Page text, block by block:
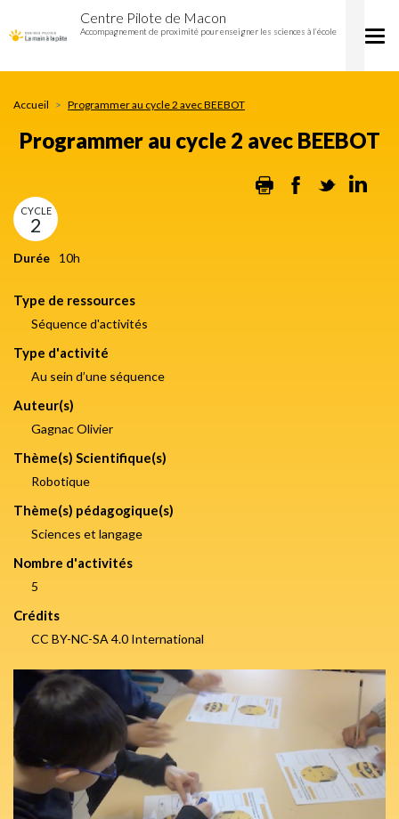
cycle
BEEBOT
au
contenu
Centre Pilote de Macon
Accompagnement de proximité pour enseigner les sciences à l’école
Accueil Programmer au cycle 2 avec BEEBOT
Programmer au cycle 2 avec BEEBOT
Print Facebook
Twitter
CYCLE
2
Durée 10h
Type de ressources
Séquence d'activités
Type d'activité
Au sein d’une séquence
Auteur(s)
Gagnac Olivier
Thème(s) Scientifique(s)
Robotique
Thème(s) pédagogique(s)
Sciences et langage
Nombre d'activités
5
Crédits
CC BY-NC-SA 4.0 International